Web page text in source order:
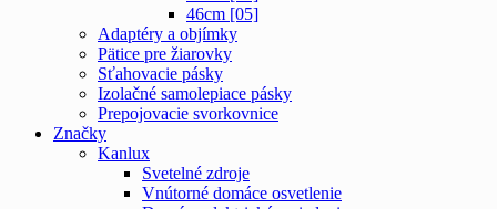
46cm [05]
Adaptéry a objímky
Pätice pre žiarovky
Sťahovacie pásky
Izolačné samolepiace pásky
Prepojovacie svorkovnice
Značky
Kanlux
Svetelné zdroje
Vnútorné domáce osvetlenie